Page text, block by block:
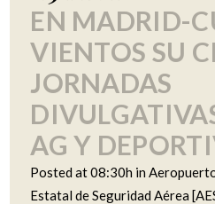
EN MADRID-
VIENTOS SU
JORNADAS
AG Y
Posted at 08:30h in
Estatal de Seguridad Aérea